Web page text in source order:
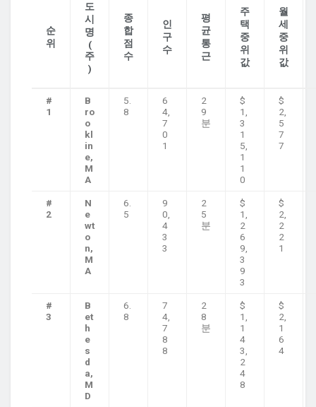
순
위
도
시
명
(
주
)
종
합
점
수
인
구
수
평
균
통
근
주
택
중
위
값
월
세
중
위
값
#
1
B
ro
o
kl
in
e,
M
A
5.
8
6
4,
7
0
1
2
9
분
$
1,
3
1
5,
1
1
0
$
2,
5
7
7
#
2
N
e
wt
o
n,
M
A
6.
5
9
0,
4
3
3
2
5
분
$
1,
2
6
9,
3
9
3
$
2,
2
2
1
#
3
B
et
h
e
s
d
a,
M
D
6.
8
7
4,
7
8
8
2
8
분
$
1,
1
4
3,
2
4
8
$
2,
1
6
4